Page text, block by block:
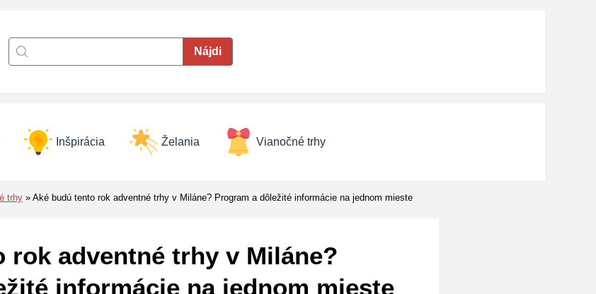
Inšpirácia Želania Vianočné trhy
trhy Aké budú tento rok adventné trhy v Miláne? Program a dôležité informácie na jednom mieste
rok adventné trhy v Miláne?
informácie na jednom mieste